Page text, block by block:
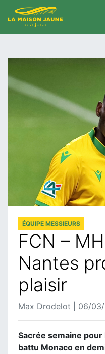
ÉQUIPE MESSIEURS
FCN –
Nantes
plaisir
Max Drodelot | 06/
Sacrée semaine
battu Monaco en